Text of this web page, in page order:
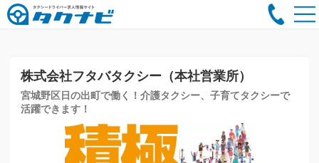
株式会社フタバタクシー（本社営業所）
宮城野区日の出町で働く！介護タクシー、子育てタクシーで
活躍できます！